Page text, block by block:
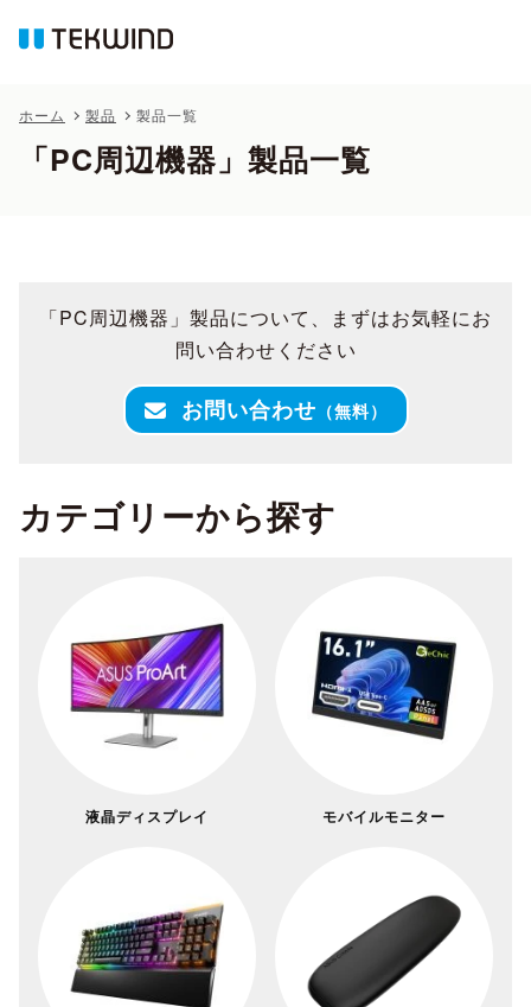
ホーム 製品 製品一覧
「PC周辺機器」製品一覧
「PC周辺機器」製品について、まずはお気軽にお
問い合わせください
お問い合わせ （無料）
カテゴリーから探す
液晶ディスプレイ モバイルモニター